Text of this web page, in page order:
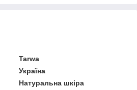
Tarwa
Україна
Натуральна шкіра